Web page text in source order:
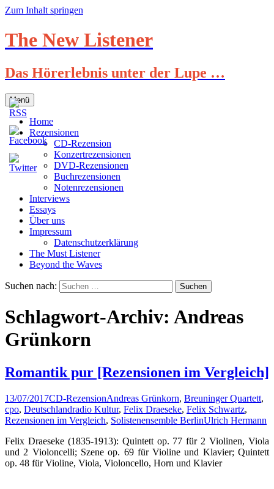
Zum Inhalt springen
The New Listener
Das Hörerlebnis unter der Lupe …
Menü
Home
Rezensionen
CD-Rezension
Konzertrezensionen
DVD-Rezensionen
Buchrezensionen
Notenrezensionen
Interviews
Essays
Über uns
Impressum
Datenschutzerklärung
The Must Listener
Beyond the Waves
Suchen nach:
Schlagwort-Archiv: Andreas
Grünkorn
Romantik pur [Rezensionen im Vergleich]
13/07/2017CD-RezensionAndreas Grünkorn, Breuninger Quartett,
cpo, Deutschlandradio Kultur, Felix Draeseke, Felix Schwartz,
Rezensionen im Vergleich, Solistenensemble BerlinUlrich Hermann
Felix Draeseke (1835-1913): Quintett op. 77 für 2 Violinen, Viola
und 2 Violoncelli; Szene op. 69 für Violine und Klavier; Quintett
op. 48 für Violine, Viola, Violoncello, Horn und Klavier